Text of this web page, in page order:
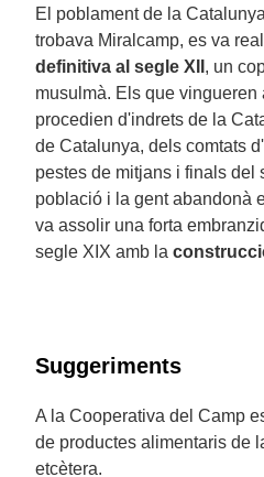
El poblament de la
trobava Miralcamp, es va
definitiva al segle XII , un
musulmà. Els que vingueren
procedien d'indrets de la
de Catalunya, dels comtats
pestes de mitjans i finals del
població i la gent abandonà
va assolir una forta
segle XIX amb la
Suggeriments
A la Cooperativa del Camp
de productes alimentaris de
etcètera.